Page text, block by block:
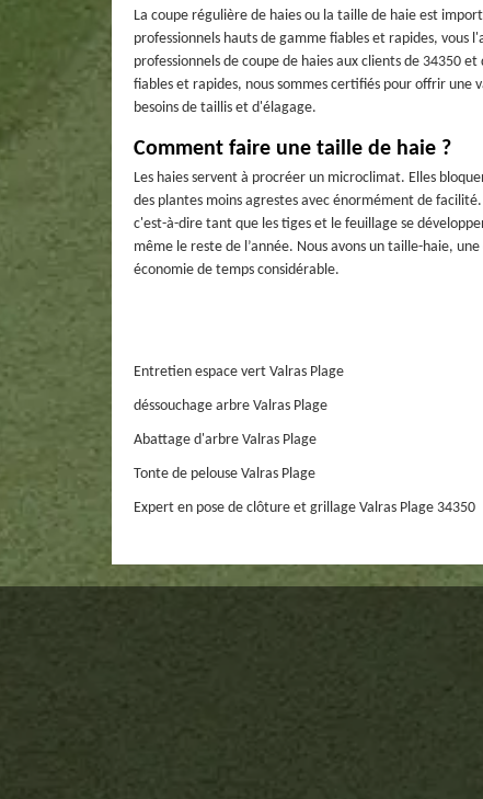
La coupe régulière de haies ou la taille de haie est
professionnels hauts de gamme fiables et rapides, vous
professionnels de coupe de haies aux clients de 34350
fiables et rapides, nous sommes certifiés pour offrir une
besoins de taillis et d'élagage.
Comment faire une taille de haie ?
Les haies servent à procréer un microclimat. Elles
des plantes moins agrestes avec énormément de
c'est-à-dire tant que les tiges et le feuillage se
même le reste de l’année. Nous avons un taille-haie,
économie de temps considérable.
Entretien espace vert Valras Plage
déssouchage arbre Valras Plage
Abattage d'arbre Valras Plage
Tonte de pelouse Valras Plage
Expert en pose de clôture et grillage Valras Plage 34350